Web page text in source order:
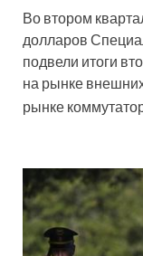
Во втором
долларов
подвели итоги
на рынке
рынке